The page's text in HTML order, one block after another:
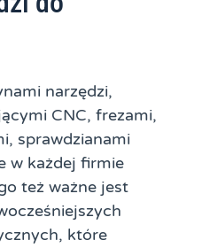
narzędzi,
CNC, frezami,
sprawdzianami
w każdej firmie
też ważne jest
które